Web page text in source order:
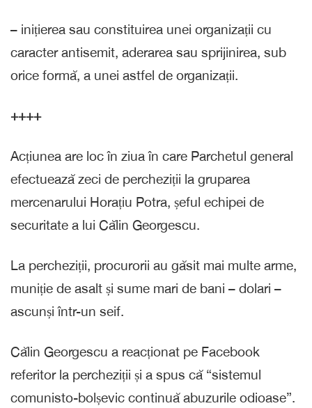
– inițierea sau constituirea unei organizații cu
caracter antisemit, aderarea sau sprijinirea, sub
orice formă, a unei astfel de organizații.
++++
Acțiunea are loc în ziua în care Parchetul general
efectuează zeci de percheziții la gruparea
mercenarului Horațiu Potra, șeful echipei de
securitate a lui Călin Georgescu.
La percheziții, procurorii au găsit mai multe arme,
muniție de asalt și sume mari de bani – dolari –
ascunși într-un seif.
Călin Georgescu a reacționat pe Facebook
referitor la percheziții și a spus că “sistemul
comunisto-bolșevic continuă abuzurile odioase”.